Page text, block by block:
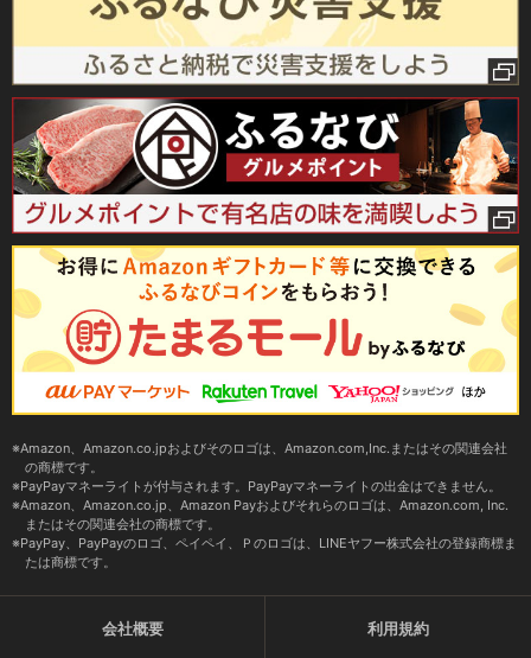
Amazon、Amazon.co.jpおよびそのロゴは、Amazon.com,Inc.またはその関連会社
の商標です。
PayPayマネーライトが付与されます。PayPayマネーライトの出金はできません。
Amazon、Amazon.co.jp、Amazon Payおよびそれらのロゴは、Amazon.com, Inc.
またはその関連会社の商標です。
PayPay、PayPayのロゴ、ペイペイ、Ｐのロゴは、LINEヤフー株式会社の登録商標ま
たは商標です。
会社概要 利用規約